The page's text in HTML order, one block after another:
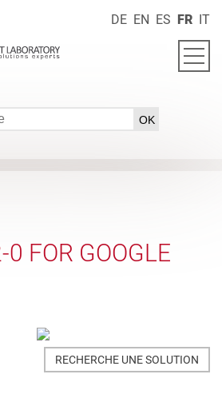
DE EN ES FR IT
0 FOR GOOGLE
RECHERCHE UNE SOLUTION